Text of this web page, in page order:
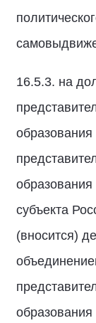
16.5.3. на
образования
субъекта
(вносится)
образования